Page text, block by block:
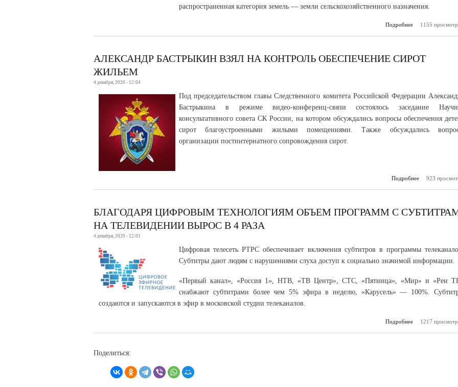
распространенная категория земель — земли сельскохозяйственного назначения.
Подробнее
о В КБР площадь
1155
АЛЕКСАНДР БАСТРЫКИН ВЗЯЛ НА КОНТРОЛЬ ОБЕСПЕЧЕНИЕ СИРОТ
ЖИЛЬЕМ
4 декабря, 2020 - 12:04
Под председательством главы Следственного комитета Российской Федерации
Бастрыкина в режиме видео-конференц-связи состоялось заседание
консультативного совета СК России, на котором обсуждались вопросы обеспечения
сирот благоустроенными жилыми помещениями. Также обсуждались
организации постинтернатного сопровождения сирот.
Подробнее
о
923
БЛАГОДАРЯ ЦИФРОВЫМ ТЕХНОЛОГИЯМ ОБЪЕМ ПРОГРАММ С
НА ТЕЛЕВИДЕНИИ ВЫРОС В 4 РАЗА
4 декабря, 2020 - 12:01
Цифровая телесеть РТРС обеспечивает включения субтитров в программы
Субтитры дают людям с нарушениями слуха доступ к социально значимой информации.
«Первый канал», «Россия 1», НТВ, «ТВ Центр», СТС, «Пятница», «Мир» и «Рен
снабжают субтитрами более чем 5% эфира в неделю, «Карусель» — 100%.
создаются и запускаются в эфир в московской студии телеканалов.
Подробнее
о Благодаря
1217
Поделиться: